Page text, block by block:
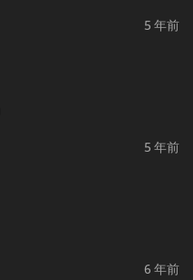
5 年前
5 年前
6 年前